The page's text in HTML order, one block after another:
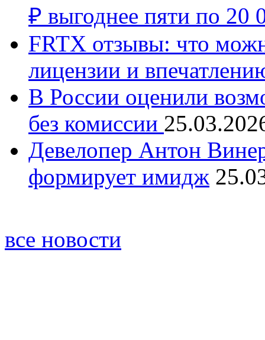
₽ выгоднее пяти по 20
FRTX отзывы: что
лицензии и
В России оценили
без комиссии
Девелопер Антон
формирует имидж
все новости